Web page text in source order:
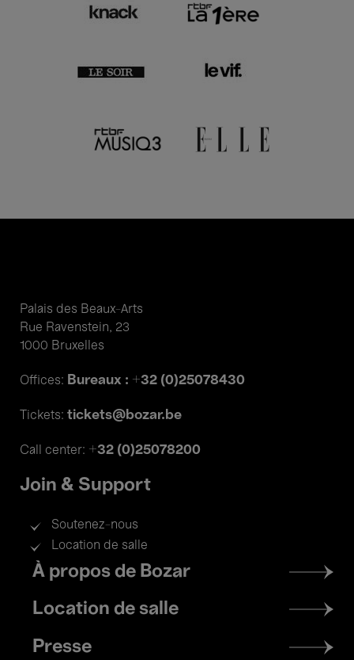
Palais des Beaux-Arts
Rue Ravenstein, 23
1000 Bruxelles
Offices: Bureaux : +32 (0)25078430
Tickets: tickets@bozar.be
Call center: +32 (0)25078200
Join & Support
Soutenez-nous
Location de salle
Footer
menu
À propos de Bozar
Location de salle
Presse